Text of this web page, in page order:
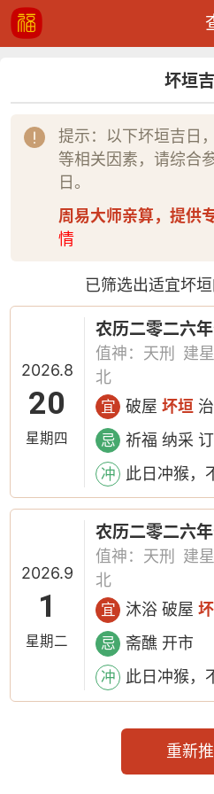
坏垣
提示：以下坏垣吉日
等相关因素，请综合
日。
周易大师亲算，提供
情
已筛选出适宜坏
2026.8
20
星期四
农历二零二六
值神：天刑 建
北
宜 破屋坏垣
忌 祈福 纳采
冲 此日冲猴，
2026.9
1
星期二
农历二零二六
值神：天刑 建
北
宜 沐浴 破屋
忌 斋醮 开市
冲 此日冲猴，
重新